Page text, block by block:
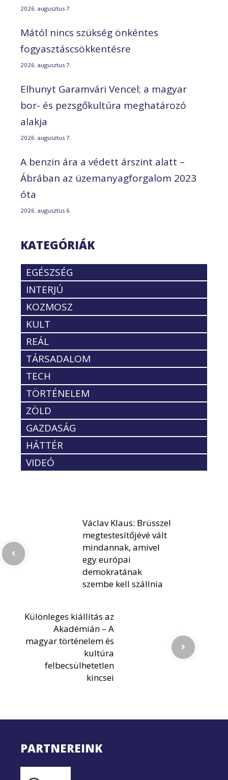
2026. augusztus 7.
Mától nincs szükség önkéntes
fogyasztáscsökkentésre
2026. augusztus 7.
Elhunyt Garamvári Vencel; a magyar
bor- és pezsgőkultúra meghatározó
alakja
2026. augusztus 7.
A benzin ára a védett árszint alatt –
Ábrában az üzemanyagforgalom 2023
óta
2026. augusztus 6.
KATEGÓRIÁK
EGÉSZSÉG
INTERJÚ
KOZMOSZ
KULT
REÁL
TÁRSADALOM
TECH
TÖRTÉNELEM
ZÖLD
GAZDASÁG
HÁTTÉR
VIDEÓ
Václav Klaus: Brüsszel
megtestesítőjévé vált
mindannak, amivel
egy európai
demokratának
szembe kell szállnia
Különleges kiállítás az
Akadémián – A
magyar történelem és
kultúra
felbecsülhetetlen
kincsei
PARTNEREINK